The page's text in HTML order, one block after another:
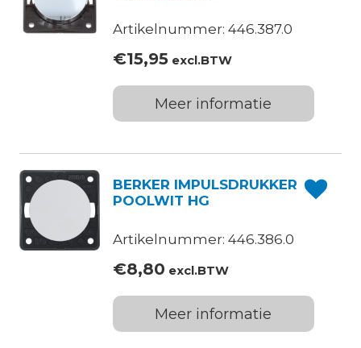
Artikelnummer: 446.387.0
€15,95excl.BTW
Meer informatie
BERKER IMPULSDRUKKER
POOLWIT HG
Artikelnummer: 446.386.0
€8,80 excl.BTW
Meer informatie